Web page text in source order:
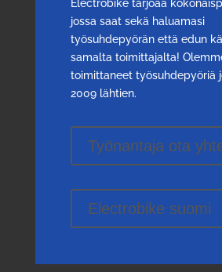
Electrobike tarjoaa
jossa saat sekä haluamasi
työsuhdepyörän että edun
samalta toimittajalta!
toimittaneet työsuhdepyöriä
2009 lähtien.
Työnantaja ota
Electrobike suomi